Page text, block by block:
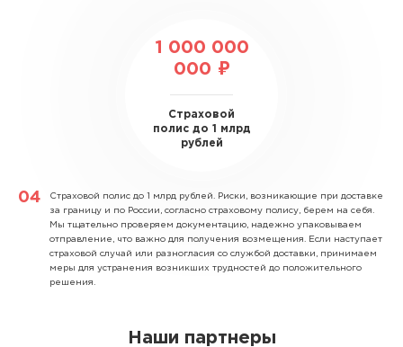
1 000 000
000 ₽
Страховой
полис до 1 млрд
рублей
Страховой полис до 1 млрд рублей. Риски, возникающие при доставке
за границу и по России, согласно страховому полису, берем на себя.
Мы тщательно проверяем документацию, надежно упаковываем
отправление, что важно для получения возмещения. Если наступает
страховой случай или разногласия со службой доставки, принимаем
меры для устранения возникших трудностей до положительного
решения.
Наши партнеры